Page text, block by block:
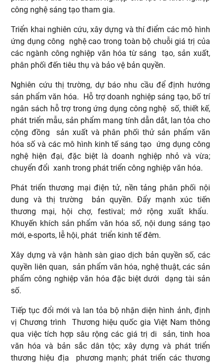
công nghệ sáng tạo tham gia.
Triển khai nghiên cứu, xây dựng và thí điểm các mô hình
ứng dụng công nghệ cao trong toàn bộ chuỗi giá trị của
các ngành công nghiệp văn hóa từ sáng tạo, sản xuất,
phân phối đến tiêu thụ và bảo vệ bản quyền.
Nghiên cứu thị trường, dự báo nhu cầu để định hướng
sản phẩm văn hóa. Hỗ trợ doanh nghiệp sáng tạo, bố trí
ngân sách hỗ trợ trong ứng dụng công nghệ số, thiết kế,
phát triển mẫu, sản phẩm mang tính dẫn dắt, lan tỏa cho
cộng đồng sản xuất và phân phối thử sản phẩm văn
hóa số và các mô hình kinh tế sáng tạo ứng dụng công
nghệ hiện đại, đặc biệt là doanh nghiệp nhỏ và vừa;
chuyển đổi xanh trong phát triển công nghiệp văn hóa.
Phát triển thương mại điện tử, nền tảng phân phối nội
dung và thị trường bản quyền. Đẩy mạnh xúc tiến
thương mại, hội chợ, festival; mở rộng xuất khẩu.
Khuyến khích sản phẩm văn hóa số, nội dung sáng tạo
mới, e-sports, lễ hội, phát triển kinh tế đêm.
Xây dựng và vận hành sàn giao dịch bản quyền số, các
quyền liên quan, sản phẩm văn hóa, nghệ thuật, các sản
phẩm công nghiệp văn hóa đặc biệt dưới dạng tài sản
số.
Tiếp tục đổi mới và lan tỏa bộ nhận diện hình ảnh, định
vị Chương trình Thương hiệu quốc gia Việt Nam thông
qua việc tích hợp sâu rộng các giá trị di sản, tinh hoa
văn hóa và bản sắc dân tộc; xây dựng và phát triển
thương hiệu địa phương mạnh; phát triển các thương